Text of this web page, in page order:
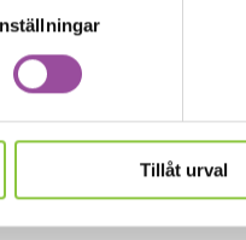
Tillåt urval
på rätt sätt behöver
flera olika typer av
ett problem?